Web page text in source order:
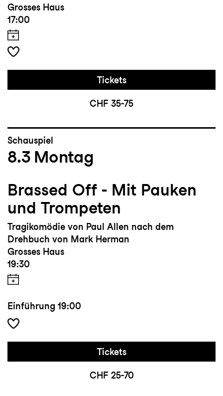
Grosses Haus
17:00
Tickets
CHF 35-75
Schauspiel
8.3 Montag
Brassed Off - Mit Pauken
und Trompeten
Tragikomödie von Paul Allen nach dem
Drehbuch von Mark Herman
Grosses Haus
19:30
Einführung 19:00
Tickets
CHF 25-70